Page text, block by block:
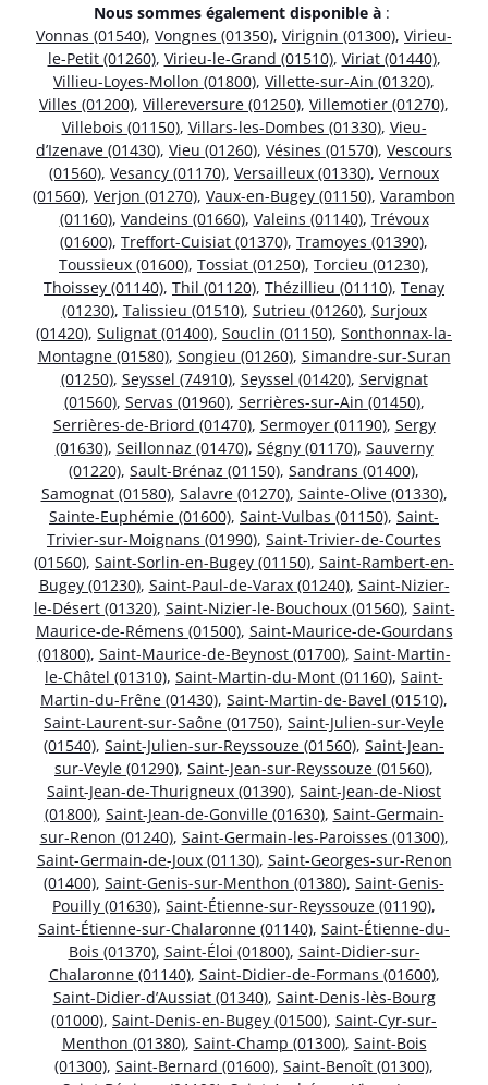
Nous sommes également disponible à :
Vonnas (01540), Vongnes (01350), Virignin (01300), Virieu-
le-Petit (01260), Virieu-le-Grand (01510), Viriat (01440),
Villieu-Loyes-Mollon (01800), Villette-sur-Ain (01320),
Villes (01200), Villereversure (01250), Villemotier (01270),
Villebois (01150), Villars-les-Dombes (01330), Vieu-
d’Izenave (01430), Vieu (01260), Vésines (01570), Vescours
(01560), Vesancy (01170), Versailleux (01330), Vernoux
(01560), Verjon (01270), Vaux-en-Bugey (01150), Varambon
(01160), Vandeins (01660), Valeins (01140), Trévoux
(01600), Treffort-Cuisiat (01370), Tramoyes (01390),
Toussieux (01600), Tossiat (01250), Torcieu (01230),
Thoissey (01140), Thil (01120), Thézillieu (01110), Tenay
(01230), Talissieu (01510), Sutrieu (01260), Surjoux
(01420), Sulignat (01400), Souclin (01150), Sonthonnax-la-
Montagne (01580), Songieu (01260), Simandre-sur-Suran
(01250), Seyssel (74910), Seyssel (01420), Servignat
(01560), Servas (01960), Serrières-sur-Ain (01450),
Serrières-de-Briord (01470), Sermoyer (01190), Sergy
(01630), Seillonnaz (01470), Ségny (01170), Sauverny
(01220), Sault-Brénaz (01150), Sandrans (01400),
Samognat (01580), Salavre (01270), Sainte-Olive (01330),
Sainte-Euphémie (01600), Saint-Vulbas (01150), Saint-
Trivier-sur-Moignans (01990), Saint-Trivier-de-Courtes
(01560), Saint-Sorlin-en-Bugey (01150), Saint-Rambert-en-
Bugey (01230), Saint-Paul-de-Varax (01240), Saint-Nizier-
le-Désert (01320), Saint-Nizier-le-Bouchoux (01560), Saint-
Maurice-de-Rémens (01500), Saint-Maurice-de-Gourdans
(01800), Saint-Maurice-de-Beynost (01700), Saint-Martin-
le-Châtel (01310), Saint-Martin-du-Mont (01160), Saint-
Martin-du-Frêne (01430), Saint-Martin-de-Bavel (01510),
Saint-Laurent-sur-Saône (01750), Saint-Julien-sur-Veyle
(01540), Saint-Julien-sur-Reyssouze (01560), Saint-Jean-
sur-Veyle (01290), Saint-Jean-sur-Reyssouze (01560),
Saint-Jean-de-Thurigneux (01390), Saint-Jean-de-Niost
(01800), Saint-Jean-de-Gonville (01630), Saint-Germain-
sur-Renon (01240), Saint-Germain-les-Paroisses (01300),
Saint-Germain-de-Joux (01130), Saint-Georges-sur-Renon
(01400), Saint-Genis-sur-Menthon (01380), Saint-Genis-
Pouilly (01630), Saint-Étienne-sur-Reyssouze (01190),
Saint-Étienne-sur-Chalaronne (01140), Saint-Étienne-du-
Bois (01370), Saint-Éloi (01800), Saint-Didier-sur-
Chalaronne (01140), Saint-Didier-de-Formans (01600),
Saint-Didier-d’Aussiat (01340), Saint-Denis-lès-Bourg
(01000), Saint-Denis-en-Bugey (01500), Saint-Cyr-sur-
Menthon (01380), Saint-Champ (01300), Saint-Bois
(01300), Saint-Bernard (01600), Saint-Benoît (01300),